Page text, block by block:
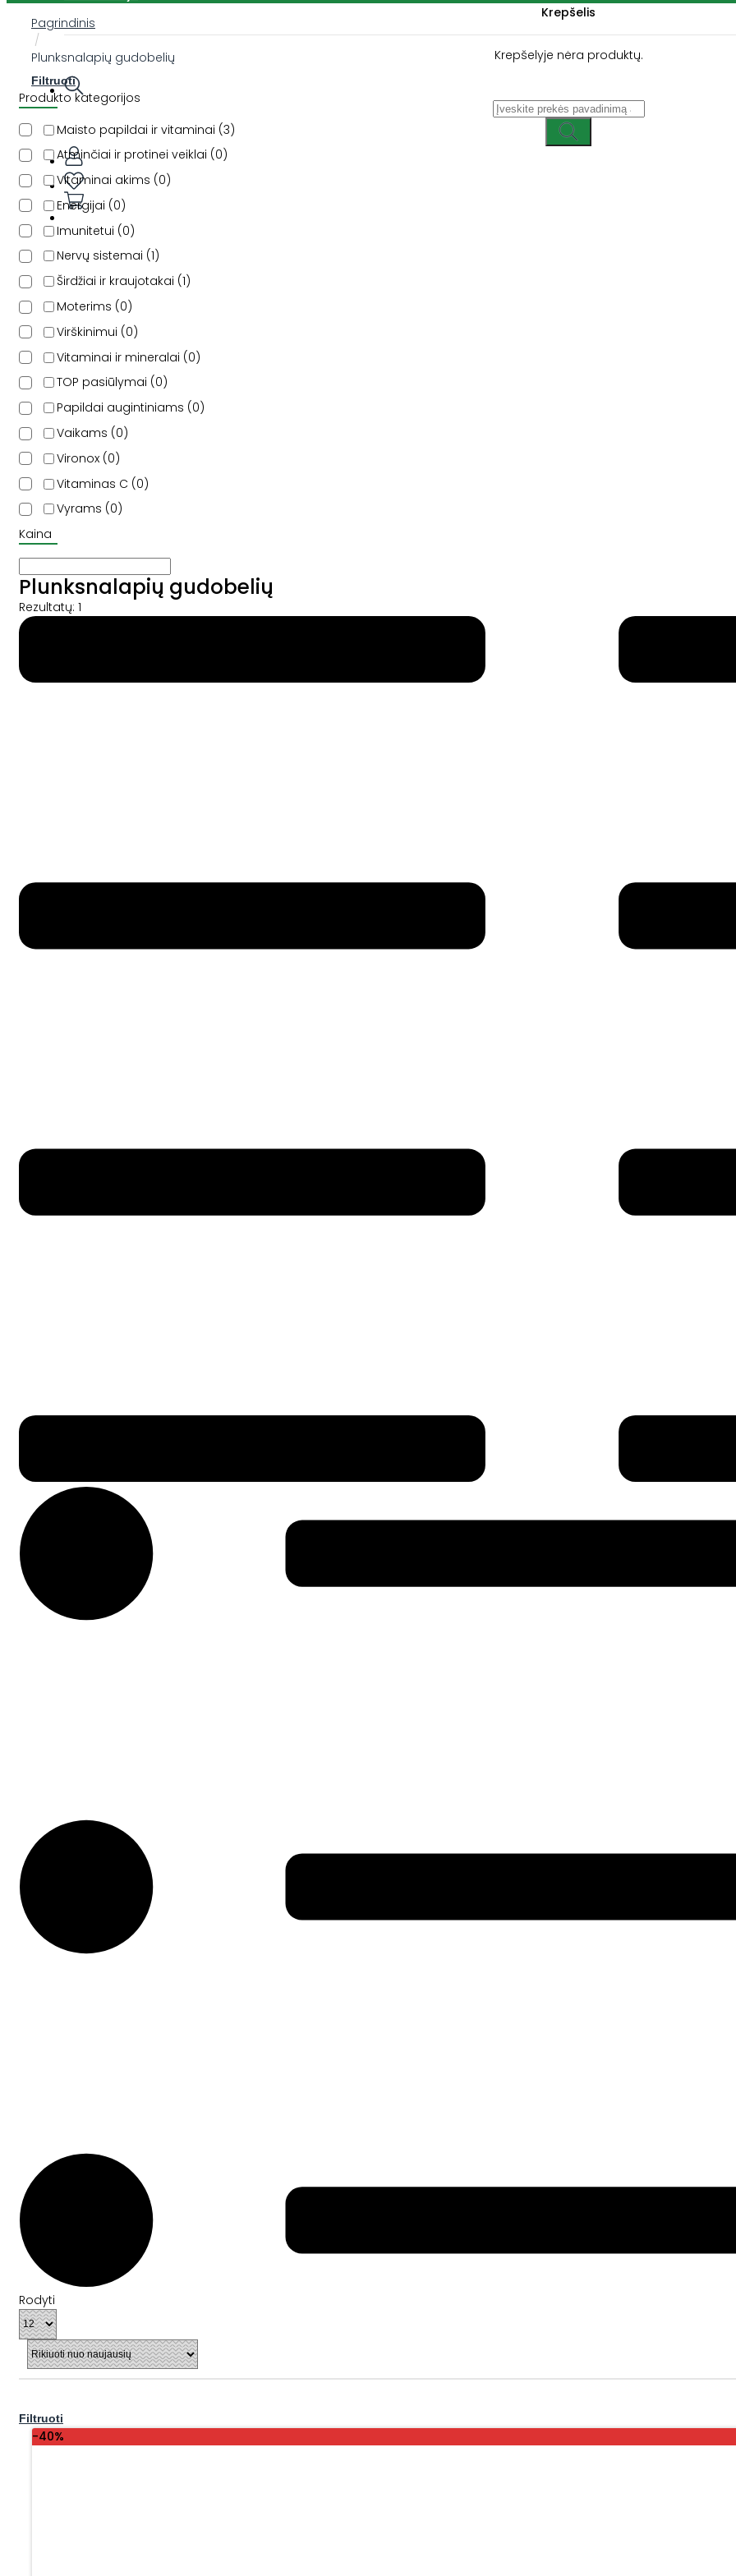
Krepšelis
Krepšelyje nėra produktų.
Ieškoti:
Pagrindinis
/
Plunksnalapių gudobelių
Filtruoti
Produkto kategorijos
Maisto papildai ir vitaminai 3
Atminčiai ir protinei veiklai 0
Vitaminai akims 0
Energijai 0
Imunitetui 0
Nervų sistemai 1
Širdžiai ir kraujotakai 1
Moterims 0
Virškinimui 0
Vitaminai ir mineralai 0
TOP pasiūlymai 0
Papildai augintiniams 0
Vaikams 0
Vironox 0
Vitaminas C 0
Vyrams 0
Kaina
Plunksnalapių gudobelių
Rezultatų: 1
Rodyti
Filtruoti
-40%